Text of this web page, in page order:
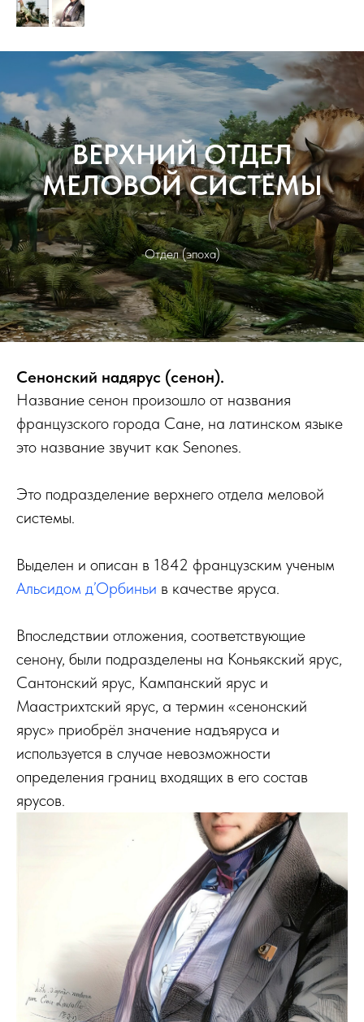
ВЕРХНИЙ ОТДЕЛ
МЕЛОВОЙ СИСТЕМЫ
Отдел (эпоха)
Сенонский надярус (сенон).
Название сенон произошло от названия
французского города Сане, на латинском языке
это название звучит как Senones.
Это подразделение верхнего отдела меловой
системы.
Выделен и описан в 1842 французским ученым
Альсидом д’Орбиньи в качестве яруса.
Впоследствии отложения, соответствующие
сенону, были подразделены на Коньякский ярус,
Сантонский ярус, Кампанский ярус и
Маастрихтский ярус, а термин «сенонский
ярус» приобрёл значение надъяруса и
используется в случае невозможности
определения границ входящих в его состав
ярусов.